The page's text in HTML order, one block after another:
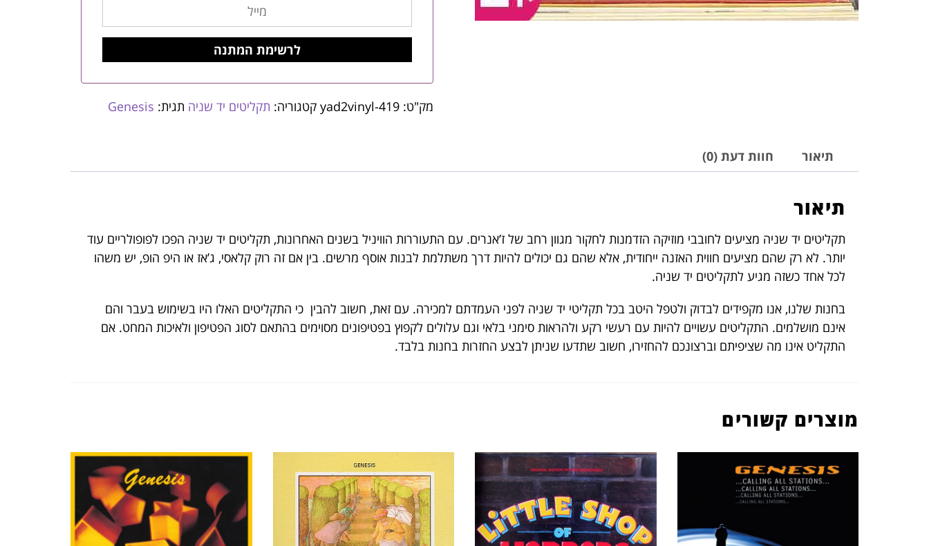
מק"ט: yad2vinyl-419 קטגוריה: תקליטים יד שניה תגית: Genesis
תיאור חוות דעת (0)
תיאור
תקליטים יד שניה מציעים לחובבי מוזיקה הזדמנות לחקור מגוון רחב של ז’אנרים. עם התעוררות הוויניל בשנים האחרונות, תקליטים יד שניה הפכו לפופולריים עוד
יותר. לא רק שהם מציעים חווית האזנה ייחודית, אלא שהם גם יכולים להיות דרך משתלמת לבנות אוסף מרשים. בין אם זה רוק קלאסי, ג’אז או היפ הופ, יש משהו
לכל אחד כשזה מגיע לתקליטים יד שניה.
בחנות שלנו, אנו מקפידים לבדוק ולטפל היטב בכל תקליטי יד שניה לפני העמדתם למכירה. עם זאת, חשוב להבין כי התקליטים האלו היו בשימוש בעבר והם
אינם מושלמים. התקליטים עשויים להיות עם רעשי רקע ולהראות סימני בלאי וגם עלולים לקפוץ בפטיפונים מסוימים בהתאם לסוג הפטיפון ולאיכות המחט. אם
התקליט אינו מה שציפיתם וברצונכם להחזירו, חשוב שתדעו שניתן לבצע החזרות בחנות בלבד.
מוצרים קשורים